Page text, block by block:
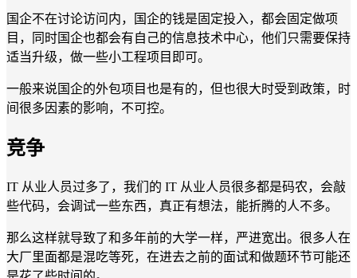
国企不在讨论访问内，国企的钱是固定投入，都会固定做项
目，同时国企也都会有自己的信息技术中心，他们只需要保持
适当升级，做一些小工程项目即可。
一般来说国企的外包项目也是有的，但也很大时受到政策，时
间很多因素的影响，不可控。
竞争
IT 从业人员过多了，我们的 IT 从业人员很多都是码农，会敲
些代码，会调试一些东西，真正有想法，能折腾的人不多。
那么这样就导致了和多年前的大学一样，严进宽出。很多人在
大厂里面都是混吃等死，在进去之前的面试和做题环节可能还